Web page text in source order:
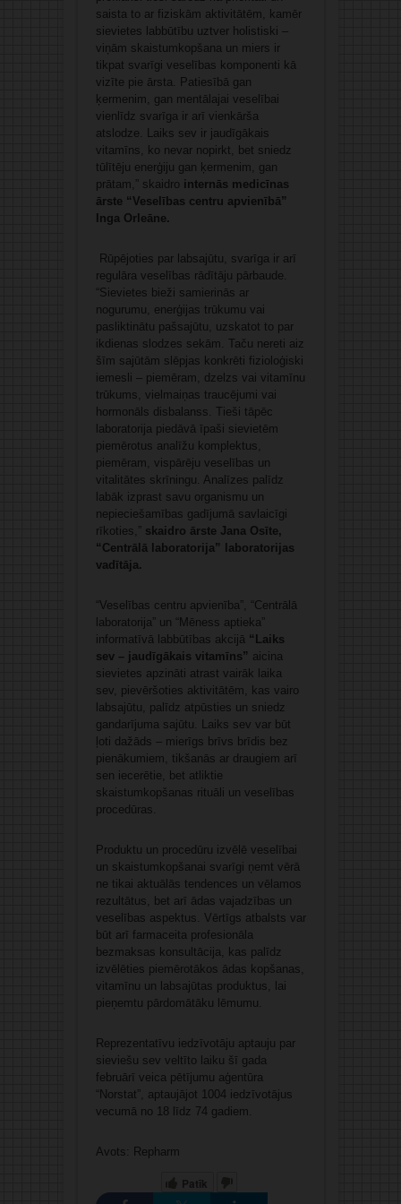
saista to ar fiziskām aktivitātēm, kamēr
sievietes labbūtību uztver holistiski –
viņām skaistumkopšana un miers ir
tikpat svarīgi veselības komponenti kā
vizīte pie ārsta. Patiesībā gan
ķermenim, gan mentālajai veselībai
vienlīdz svarīga ir arī vienkārša
atslodze. Laiks sev ir jaudīgākais
vitamīns, ko nevar nopirkt, bet sniedz
tūlītēju enerģiju gan ķermenim, gan
prātam,” skaidro internās medicīnas
ārste “Veselības centru apvienībā”
Inga Orleāne.
Rūpējoties par labsajūtu, svarīga ir arī
regulāra veselības rādītāju pārbaude.
“Sievietes bieži samierinās ar
nogurumu, enerģijas trūkumu vai
pasliktinātu pašsajūtu, uzskatot to par
ikdienas slodzes sekām. Taču nereti aiz
šīm sajūtām slēpjas konkrēti fizioloģiski
iemesli – piemēram, dzelzs vai vitamīnu
trūkums, vielmaiņas traucējumi vai
hormonāls disbalanss. Tieši tāpēc
laboratorija piedāvā īpaši sievietēm
piemērotus analīžu komplektus,
piemēram, vispārēju veselības un
vitalitātes skrīningu. Analīzes palīdz
labāk izprast savu organismu un
nepieciešamības gadījumā savlaicīgi
rīkoties,” skaidro ārste Jana Osīte,
“Centrālā laboratorija” laboratorijas
vadītāja.
“Veselības centru apvienība”, “Centrālā
laboratorija” un “Mēness aptieka”
informatīvā labbūtības akcijā “Laiks
sev – jaudīgākais vitamīns” aicina
sievietes apzināti atrast vairāk laika
sev, pievēršoties aktivitātēm, kas vairo
labsajūtu, palīdz atpūsties un sniedz
gandarījuma sajūtu. Laiks sev var būt
ļoti dažāds – mierīgs brīvs brīdis bez
pienākumiem, tikšanās ar draugiem arī
sen iecerētie, bet atliktie
skaistumkopšanas rituāli un veselības
procedūras.
Produktu un procedūru izvēlē veselībai
un skaistumkopšanai svarīgi ņemt vērā
ne tikai aktuālās tendences un vēlamos
rezultātus, bet arī ādas vajadzības un
veselības aspektus. Vērtīgs atbalsts var
būt arī farmaceita profesionāla
bezmaksas konsultācija, kas palīdz
izvēlēties piemērotākos ādas kopšanas,
vitamīnu un labsajūtas produktus, lai
pieņemtu pārdomātāku lēmumu.
Reprezentatīvu iedzīvotāju aptauju par
sieviešu sev veltīto laiku šī gada
februārī veica pētījumu aģentūra
“Norstat”, aptaujājot 1004 iedzīvotājus
vecumā no 18 līdz 74 gadiem.
Avots: Repharm
Patīk